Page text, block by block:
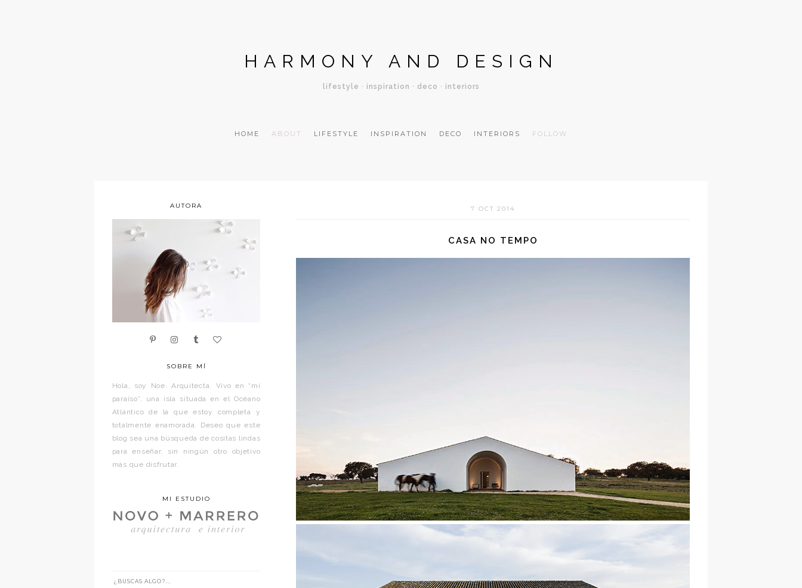
HARMONY AND DESIGN
lifestyle · inspiration · deco · interiors
HOME ABOUT LIFESTYLE INSPIRATION DECO INTERIORS FOLLOW
7 OCT 2014
CASA NO TEMPO
AUTORA
SOBRE MÍ
Hola, soy Noe. Arquitecta. Vivo en “mi
paraíso”, una isla situada en el Océano
Atlántico de la que estoy completa y
totalmente enamorada. Deseo que este
blog sea una búsqueda de cositas lindas
para enseñar, sin ningún otro objetivo
más que disfrutar.
MI ESTUDIO